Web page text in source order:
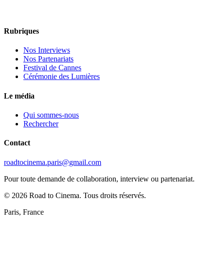
Rubriques
Nos Interviews
Nos Partenariats
Festival de Cannes
Cérémonie des Lumières
Le média
Qui sommes-nous
Rechercher
Contact
roadtocinema.paris@gmail.com
Pour toute demande de collaboration, interview ou partenariat.
© 2026 Road to Cinema. Tous droits réservés.
Paris, France